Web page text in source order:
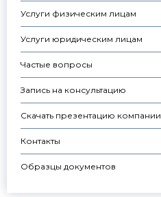
Услуги физическим лицам
Услуги юридическим лицам
Частые вопросы
Запись на консультацию
Скачать презентацию компании
Контакты
Образцы документов